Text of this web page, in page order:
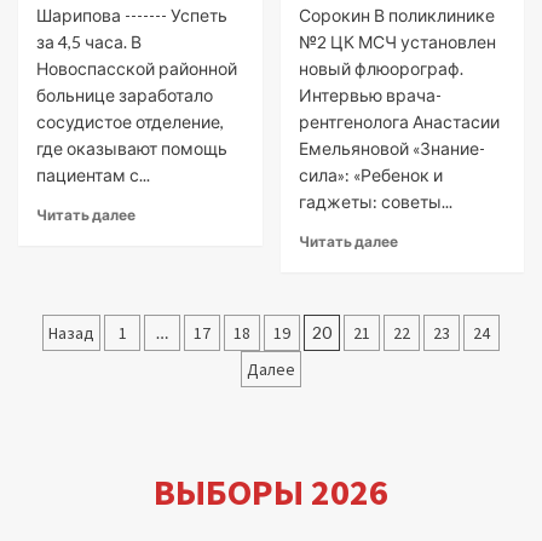
Шарипова ------- Успеть
за 4,5 часа. В
Новоспасской районной
больнице заработало
сосудистое отделение,
где оказывают помощь
пациентам с...
Читать далее
Сорокин В поликлинике
№2 ЦК МСЧ установлен
новый флюорограф.
Интервью врача-
рентгенолога Анастасии
Емельяновой «Знание-
сила»: «Ребенок и
гаджеты: советы...
Читать далее
Пагинация
Назад 1 … 17 18 19 20 21 22 23
24
Далее
ВЫБОРЫ 2026